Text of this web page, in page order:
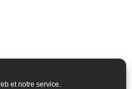
et notre service.